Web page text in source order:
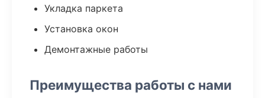
Укладка паркета
Установка окон
Демонтажные работы
Преимущества работы с нами